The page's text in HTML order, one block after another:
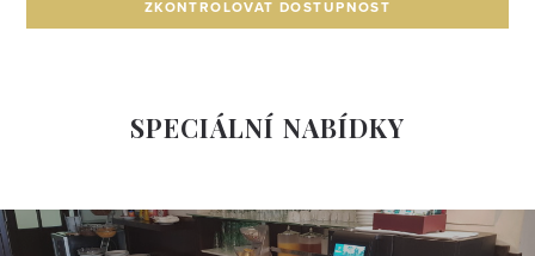
ZKONTROLOVAT DOSTUPNOST
SPECIÁLNÍ NABÍDKY